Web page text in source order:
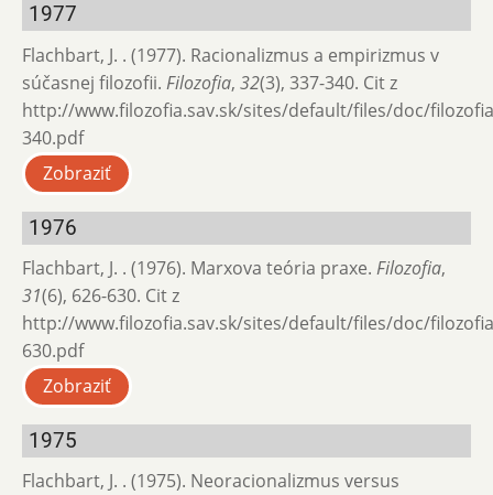
1977
Flachbart, J. . (1977). Racionalizmus a empirizmus v
súčasnej filozofii. Filozofia, 32(3), 337-340. Cit z
http://www.filozofia.sav.sk/sites/default/files/doc/
340.pdf
Zobraziť
1976
Flachbart, J. . (1976). Marxova teória praxe. Filozofia,
31(6), 626-630. Cit z
http://www.filozofia.sav.sk/sites/default/files/doc/
630.pdf
Zobraziť
1975
Flachbart, J. . (1975). Neoracionalizmus versus